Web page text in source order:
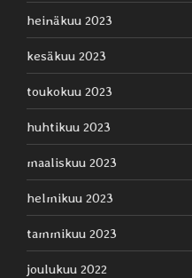
heinäkuu 2023
kesäkuu 2023
toukokuu 2023
huhtikuu 2023
maaliskuu 2023
helmikuu 2023
tammikuu 2023
joulukuu 2022